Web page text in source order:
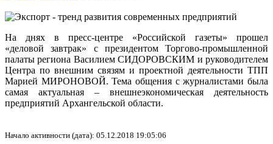
На днях в пресс-центре «Российской газеты» прошел
«деловой завтрак» с президентом Торгово-промышленной
палаты региона Василием СИДОРОВСКИМ и руководителем
Центра по внешним связям и проектной деятельности ТПП
Марией МИРОНОВОЙ. Тема общения с журналистами была
самая актуальная – внешнеэкономическая деятельность
предприятий Архангельской области.
Начало активности (дата): 05.12.2018 19:05:06